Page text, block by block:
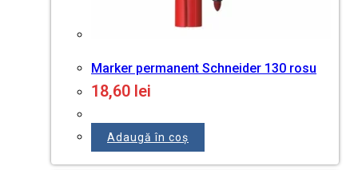
Marker permanent Schneider 130 rosu
18,60 lei
Adaugă în coș